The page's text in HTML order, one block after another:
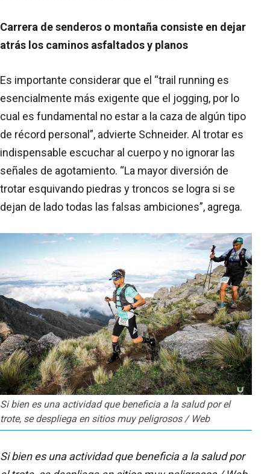
Carrera de senderos o montaña consiste en dejar
atrás los caminos asfaltados y planos
Es importante considerar que el “trail running es
esencialmente más exigente que el jogging, por lo
cual es fundamental no estar a la caza de algún tipo
de récord personal”, advierte Schneider. Al trotar es
indispensable escuchar al cuerpo y no ignorar las
señales de agotamiento. “La mayor diversión de
trotar esquivando piedras y troncos se logra si se
dejan de lado todas las falsas ambiciones”, agrega.
Si bien es una actividad que beneficia a la salud por el
trote, se despliega en sitios muy peligrosos / Web
Si bien es una actividad que beneficia a la salud por